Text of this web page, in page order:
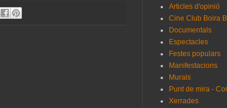
Articles d'opinió
Cine Club Boira
Documentals
Espectacles
Festes populars
Manifestacions
Murals
Punt de mira -
Xerrades